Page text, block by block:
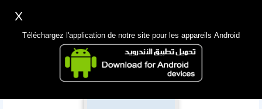
App Mobile
X
Téléchargez l'application de notre site pour les appareils Android